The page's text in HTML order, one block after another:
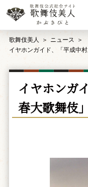
歌舞伎美人
ニュース
イヤホンガイド、「平成中
イヤホンガ
春大歌舞伎